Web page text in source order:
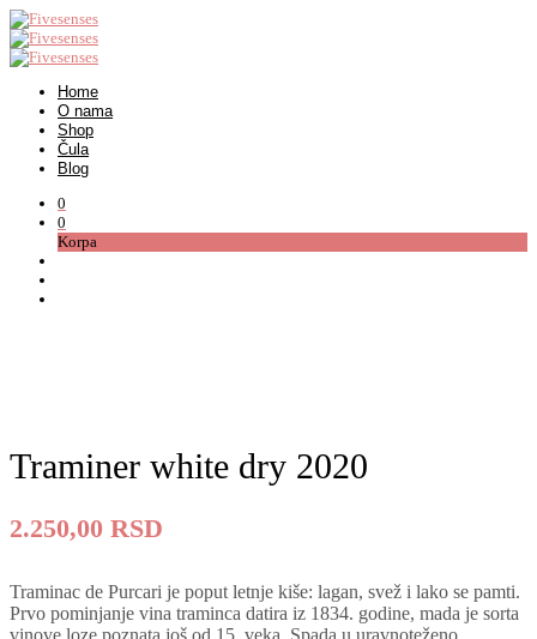
Home
O nama
Shop
Čula
Blog
0
0
Korpa
Traminer white dry 2020
2.250,00 RSD
Traminac de Purcari je poput letnje kiše: lagan, svež i lako se pamti.
Prvo pominjanje vina traminca datira iz 1834. godine, mada je sorta
vinove loze poznata još od 15. veka. Spada u uravnoteženo,